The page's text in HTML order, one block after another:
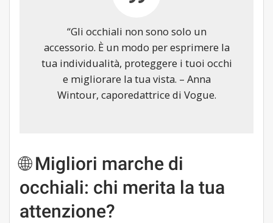
“Gli occhiali non sono solo un
accessorio. È un modo per esprimere la
tua individualità, proteggere i tuoi occhi
e migliorare la tua vista. – Anna
Wintour, caporedattrice di Vogue.
🌐 Migliori marche di
occhiali: chi merita la tua
attenzione?